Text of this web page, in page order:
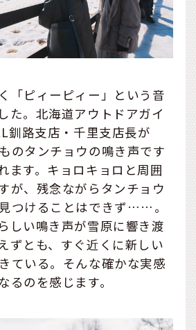
「ピィーピィー」という音
た。北海道アウトドアガイ
釧路支店・千里支店長が
のタンチョウの鳴き声です
ます。キョロキョロと周囲
が、残念ながらタンチョウ
つけることはできず……。
しい鳴き声が雪原に響き渡
ずとも、すぐ近くに新しい
ている。そんな確かな実感
るのを感じます。